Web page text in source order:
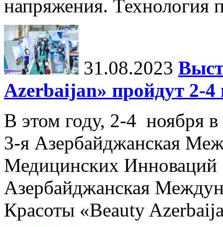
напряжения. Технология
31.08.2023
Azerbaijan» пройдут 2-4
В этом году, 2-4 ноября
3-я Азербайджанская
Медицинских Инноваций
Азербайджанская
Красоты «Beauty